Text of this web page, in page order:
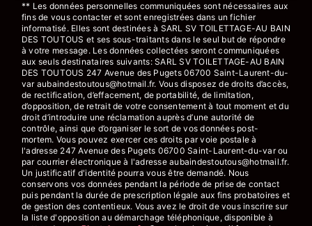
** Les données personnelles communiquées sont nécessaires aux
fins de vous contacter et sont enregistrées dans un fichier
informatisé. Elles sont destinées à SARL SV TOILETTAGE-AU BAIN
DES TOUTOUS et ses sous-traitants dans le seul but de répondre
à votre message. Les données collectées seront communiquées
aux seuls destinataires suivants: SARL SV TOILETTAGE-AU BAIN
DES TOUTOUS 247 Avenue des Pugets 06700 Saint-Laurent-du-
var aubaindestoutous@hotmail.fr. Vous disposez de droits d’accès,
de rectification, d’effacement, de portabilité, de limitation,
d’opposition, de retrait de votre consentement à tout moment et du
droit d’introduire une réclamation auprès d’une autorité de
contrôle, ainsi que d’organiser le sort de vos données post-
mortem. Vous pouvez exercer ces droits par voie postale à
l'adresse 247 Avenue des Pugets 06700 Saint-Laurent-du-var ou
par courrier électronique à l'adresse aubaindestoutous@hotmail.fr.
Un justificatif d'identité pourra vous être demandé. Nous
conservons vos données pendant la période de prise de contact
puis pendant la durée de prescription légale aux fins probatoires et
de gestion des contentieux. Vous avez le droit de vous inscrire sur
la liste d'opposition au démarchage téléphonique, disponible à